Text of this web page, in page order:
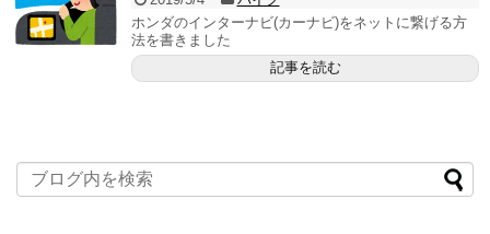
ホンダのインターナビ(カーナビ)をネットに繋げる方
法を書きました
記事を読む